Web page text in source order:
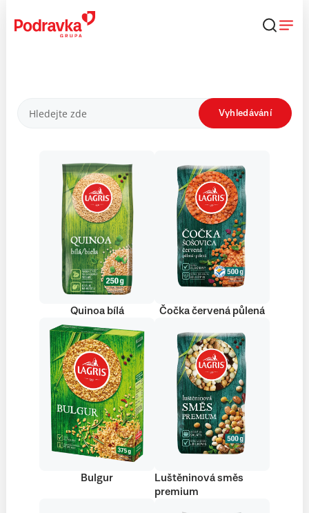
obsahu
Produkty Vyhledávání
Quinoa bílá Čočka červená půlená
Bulgur
Luštěninová směs
premium